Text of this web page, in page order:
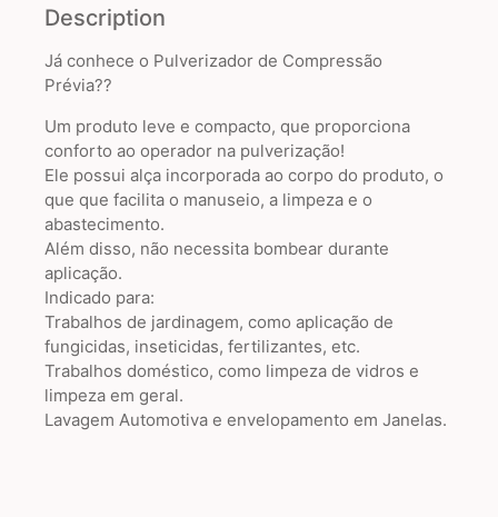
Description
Já conhece o Pulverizador de Compressão
Prévia??
Um produto leve e compacto, que proporciona
conforto ao operador na pulverização!
Ele possui alça incorporada ao corpo do produto, o
que que facilita o manuseio, a limpeza e o
abastecimento.
Além disso, não necessita bombear durante
aplicação.
Indicado para:
Trabalhos de jardinagem, como aplicação de
fungicidas, inseticidas, fertilizantes, etc.
Trabalhos doméstico, como limpeza de vidros e
limpeza em geral.
Lavagem Automotiva e envelopamento em Janelas.